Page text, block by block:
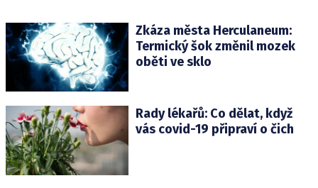
Zkáza města Herculaneum:
Termický šok změnil mozek
oběti ve sklo
Rady lékařů: Co dělat, když
vás covid-19 připraví o čich